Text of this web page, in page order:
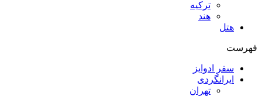
ترکیه
هند
هتل
فهرست
سفر ادوایز
ایرانگردی
تهران